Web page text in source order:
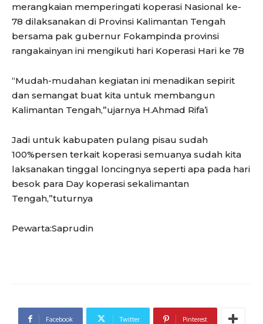
merangkaian memperingati koperasi Nasional ke-
78 dilaksanakan di Provinsi Kalimantan Tengah
bersama pak gubernur Fokampinda provinsi
rangakainyan ini mengikuti hari Koperasi Hari ke 78
“Mudah-mudahan kegiatan ini menadikan sepirit
dan semangat buat kita untuk membangun
Kalimantan Tengah,”ujarnya H.Ahmad Rifa’i
Jadi untuk kabupaten pulang pisau sudah
100%persen terkait koperasi semuanya sudah kita
laksanakan tinggal loncingnya seperti apa pada hari
besok para Day koperasi sekalimantan
Tengah,”tuturnya
Pewarta:Saprudin
Facebook Twitter Pinterest